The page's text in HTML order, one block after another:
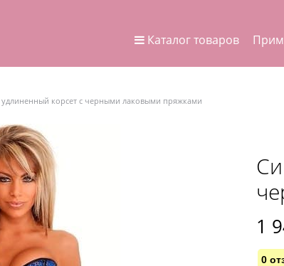
Каталог товаров
корсет с черными лаковыми пряжками
1
0